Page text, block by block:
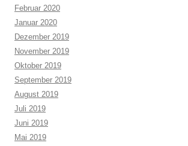
Februar 2020
Januar 2020
Dezember 2019
November 2019
Oktober 2019
September 2019
August 2019
Juli 2019
Juni 2019
Mai 2019